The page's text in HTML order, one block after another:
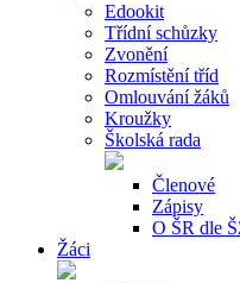
Edookit
Třídní schůzky
Zvonění
Rozmístění tříd
Omlouvání žáků
Kroužky
Školská rada
Členové
Zápisy
O ŠR dle
Žáci